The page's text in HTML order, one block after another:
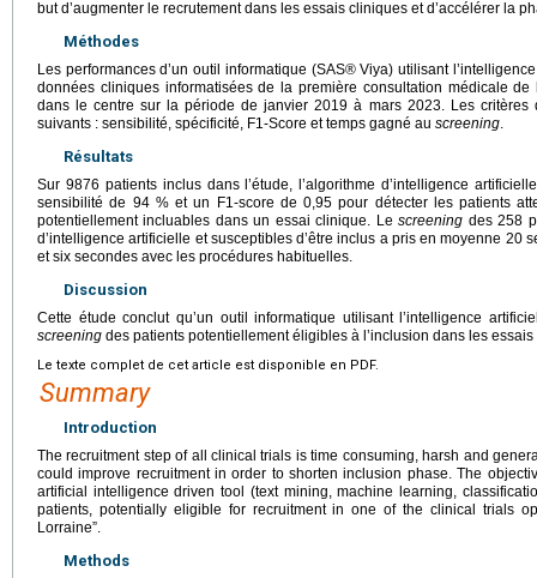
but d’augmenter le recrutement dans les essais cliniques et d’accélérer la
Méthodes
Les performances d’un outil informatique (SAS® Viya) utilisant
données cliniques informatisées de la première consultation médicale
dans le centre sur la période de janvier 2019 à mars 2023. Les critères
suivants : sensibilité, spécificité, F1-Score et temps gagné au screening.
Résultats
Sur 9876 patients inclus dans l’étude, l’algorithme d’intelligence
sensibilité de 94 % et un F1-score de 0,95 pour détecter les patients
potentiellement incluables dans un essai clinique. Lescreening des 258
d’intelligence artificielle et susceptibles d’être inclus a pris en moyenne 20
et six secondes avec les procédures habituelles.
Discussion
Cette étude conclut qu’un outil informatique utilisant l’intelligence
screening des patients potentiellement éligibles à l’inclusion dans les
Le texte complet de cet article est disponible en PDF.
Summary
Introduction
The recruitment step of all clinical trials is time consuming, harsh and
could improve recruitment in order to shorten inclusion phase. The
artificial intelligence driven tool (text mining, machine learning,
patients, potentially eligible for recruitment in one of the clinical trials
Lorraine”.
Methods